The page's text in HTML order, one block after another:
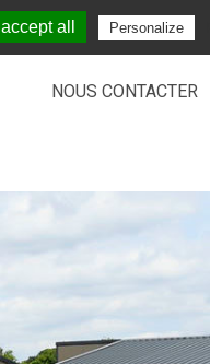
NOUS CONTACTER
all Personalize